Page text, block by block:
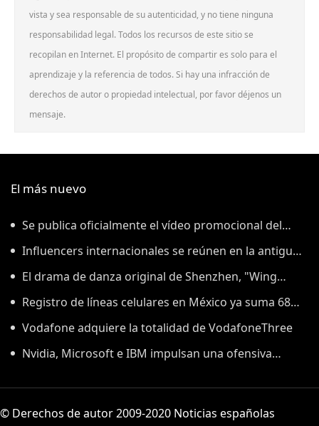
vista y sea responsable de su autenticidad, y no tiene ninguna
responsabilidad legal. Todos los recursos de este sitio se
recopilan en Internet. El propósito de compartir es solo para el
aprendizaje y la referencia de todos. Si hay una infracción de
derechos de autor o propiedad intelectual, por favor déjenos un
mensaje.
El más nuevo
Se publica oficialmente el vídeo promocional del
Salón Mundial de la Manufactura 2026: Anhui lanza al
mundo una “invitación a la fabricación inteligente”
Influencers internacionales se reúnen en la antigua
ciudad de Kuqa, en la Ruta de la Seda
El drama de danza original de Shenzhen, "Wing
Chun", se estrenó en Corea del Sur con una ovación de
pie, utilizando la danza como puente para inaugurar
un nuevo capítulo en el intercambio cultural entre
Registro de líneas celulares en México ya suma 68
millones
Vodafone adquiere la totalidad de VodafoneThree
Nvidia, Microsoft e IBM impulsan una ofensiva
© Derechos de autor 2009-2020 Noticias españolas